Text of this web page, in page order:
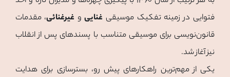
فتوایی در زمینه تفکیک موسیقی غنایی و غیرغنائی، مقدمات
قانون‌نویسی برای موسیقی متناسب با پسندهای پس از انقلاب
نیز آغاز شد.
یکی از مهم‌ترین راهکارهای پیش رو، بسترسازی برای هدایت